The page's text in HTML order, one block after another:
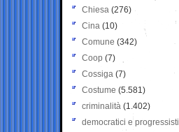
Chiesa (276)
Cina (10)
Comune (342)
Coop (7)
Cossiga (7)
Costume (5.581)
criminalità (1.402)
democratici e progressisti